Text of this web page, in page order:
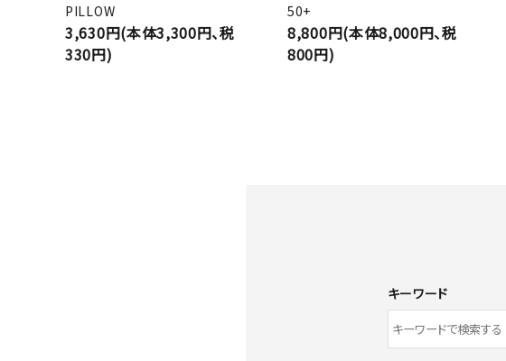
PILLOW
3,630円(本体3,300円、税
330円)
50+
8,800円(本体8,000円、税
800円)
キーワード